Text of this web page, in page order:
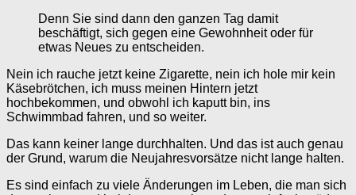
Denn Sie sind dann den ganzen Tag damit
beschäftigt, sich gegen eine Gewohnheit oder für
etwas Neues zu entscheiden.
Nein ich rauche jetzt keine Zigarette, nein ich hole mir kein
Käsebrötchen, ich muss meinen Hintern jetzt
hochbekommen, und obwohl ich kaputt bin, ins
Schwimmbad fahren, und so weiter.
Das kann keiner lange durchhalten. Und das ist auch genau
der Grund, warum die Neujahresvorsätze nicht lange halten.
Es sind einfach zu viele Änderungen im Leben, die man sich